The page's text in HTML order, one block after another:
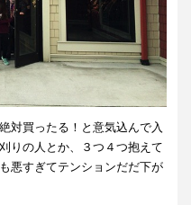
対買ったる！と意気込んで入
りの人とか、３つ４つ抱えて
悪すぎてテンションだだ下が